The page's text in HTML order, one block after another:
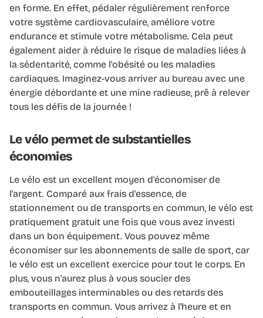
en forme. En effet, pédaler régulièrement renforce
votre système cardiovasculaire, améliore votre
endurance et stimule votre métabolisme. Cela peut
également aider à réduire le risque de maladies liées à
la sédentarité, comme l'obésité ou les maladies
cardiaques. Imaginez-vous arriver au bureau avec une
énergie débordante et une mine radieuse, prê à relever
tous les défis de la journée !
Le vélo permet de substantielles
économies
Le vélo est un excellent moyen d'économiser de
l'argent. Comparé aux frais d'essence, de
stationnement ou de transports en commun, le vélo est
pratiquement gratuit une fois que vous avez investi
dans un bon équipement. Vous pouvez même
économiser sur les abonnements de salle de sport, car
le vélo est un excellent exercice pour tout le corps. En
plus, vous n'aurez plus à vous soucier des
embouteillages interminables ou des retards des
transports en commun. Vous arrivez à l'heure et en